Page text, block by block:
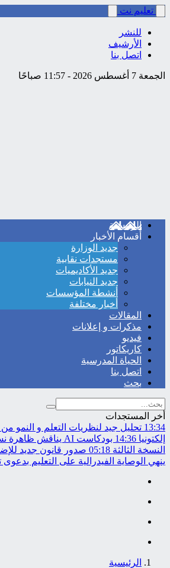
تعليم نت
للنشر
الأرشيف
اتصل بنا
الجمعة 7 أغسطس 2026 - 11:57 صباحًا
الرئيسية
أقسام الأخبار
جديد الوزارة
مستجدات نقابية
جديد الأكاديميات
جديد النيابات
أنشطة المؤسسات
أخبار مختلفة
المقالات
مذكرات و إعلانات
فيديو
كاريكاتور
الحياة المدرسية
اتصل بنا
بحث
أخر المستجدات
13:34 تحليل جيد لنظريات التعلم و النمو
إلكتونيا 14:36 بودكاست AI يناقش ظاهرة نسخ الامتحانات من الإنترنيت..
النسخة الثالثة 05:18 صدور قانون جديد
ينهي الوصاية الفيدرالية على التعليم
الرئيسية